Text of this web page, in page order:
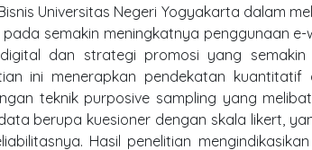
Universitas Negeri Yogyakarta dalam
semakin meningkatnya penggunaan e-
dan strategi promosi yang semakin
ini menerapkan pendekatan kuantitatif
teknik purposive sampling yang
berupa kuesioner dengan skala likert,
Hasil penelitian